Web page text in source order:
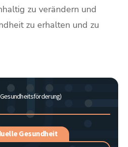
zu verändern und
zu erhalten und zu
Gesundheit